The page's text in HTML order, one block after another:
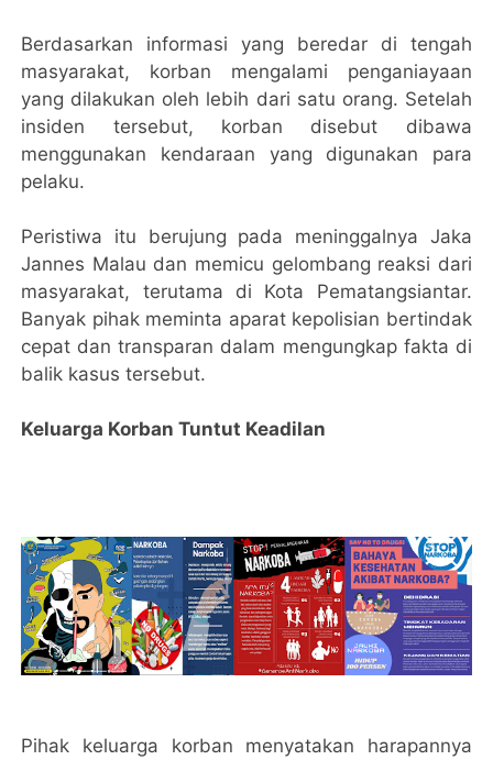
Berdasarkan informasi yang beredar di tengah
masyarakat, korban mengalami penganiayaan
yang dilakukan oleh lebih dari satu orang. Setelah
insiden tersebut, korban disebut dibawa
menggunakan kendaraan yang digunakan para
pelaku.
Peristiwa itu berujung pada meninggalnya Jaka
Jannes Malau dan memicu gelombang reaksi dari
masyarakat, terutama di Kota Pematangsiantar.
Banyak pihak meminta aparat kepolisian bertindak
cepat dan transparan dalam mengungkap fakta di
balik kasus tersebut.
Keluarga Korban Tuntut Keadilan
Pihak keluarga korban menyatakan harapannya